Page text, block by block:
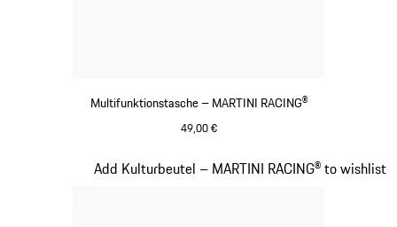
Multifunktionstasche – MARTINI RACING®
49,00 €
Add Kulturbeutel – MARTINI RACING® to wishlist
Slide 18 von 20